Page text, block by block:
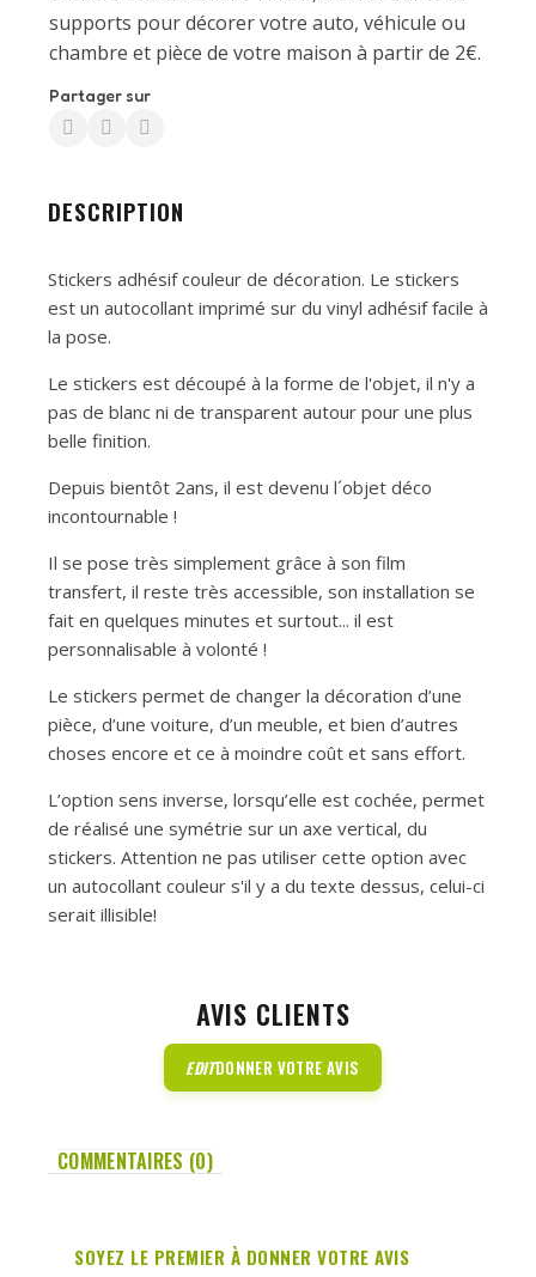
supports pour décorer votre auto, véhicule ou
chambre et pièce de votre maison à partir de 2€.
Partager sur
DESCRIPTION
Stickers adhésif couleur de décoration. Le stickers
est un autocollant imprimé sur du vinyl adhésif facile à
la pose.
Le stickers est découpé à la forme de l'objet, il n'y a
pas de blanc ni de transparent autour pour une plus
belle finition.
Depuis bientôt 2ans, il est devenu l´objet déco
incontournable !
Il se pose très simplement grâce à son film
transfert, il reste très accessible, son installation se
fait en quelques minutes et surtout... il est
personnalisable à volonté !
Le stickers permet de changer la décoration d’une
pièce, d’une voiture, d’un meuble, et bien d’autres
choses encore et ce à moindre coût et sans effort.
L’option sens inverse, lorsqu’elle est cochée, permet
de réalisé une symétrie sur un axe vertical, du
stickers. Attention ne pas utiliser cette option avec
un autocollant couleur s'il y a du texte dessus, celui-ci
serait illisible!
AVIS CLIENTS
EDITDONNER VOTRE AVIS
COMMENTAIRES (0)
SOYEZ LE PREMIER À DONNER VOTRE AVIS